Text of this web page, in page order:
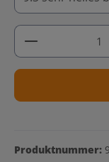
Produkt
Produktnummer: